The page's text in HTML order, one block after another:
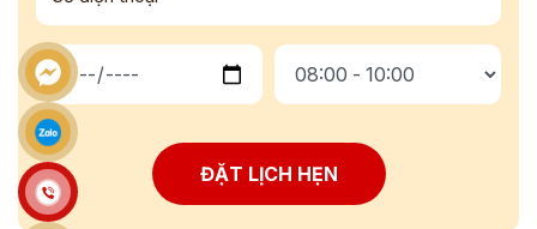
ĐẶT LỊCH HẸN